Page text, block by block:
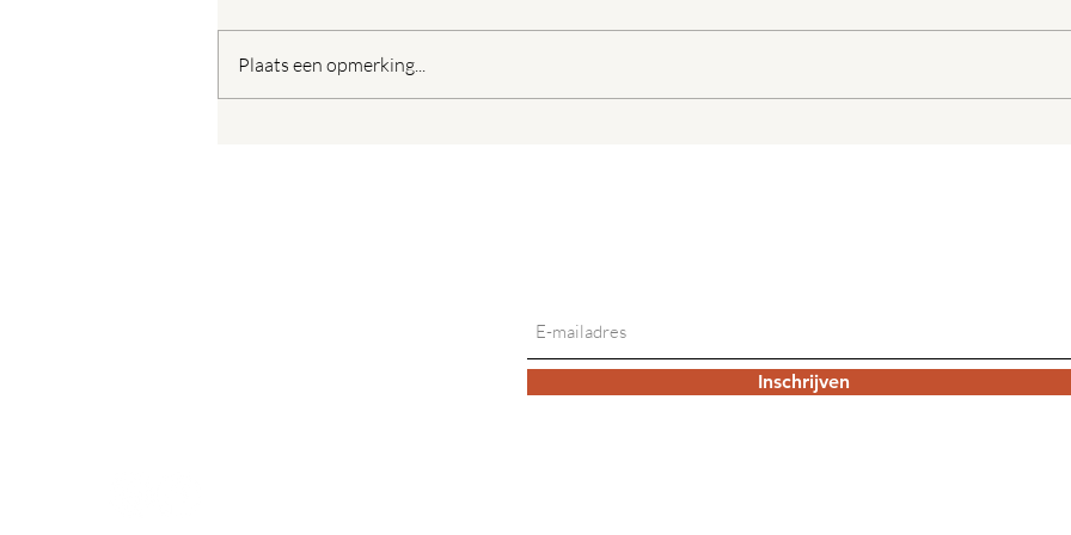
Plaats een opmerking...
Inschrijven